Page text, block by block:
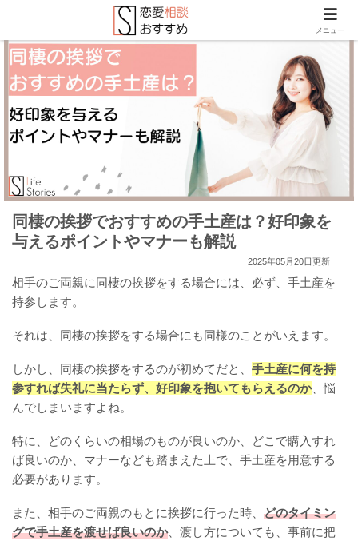
同棲の挨拶でおすすめの手土産は？好印象を
与えるポイントやマナーも解説
2025年05月20日更新
相手のご両親に同棲の挨拶をする場合には、必ず、手土産を
持参します。
それは、同棲の挨拶をする場合にも同様のことがいえます。
しかし、同棲の挨拶をするのが初めてだと、 手土産に何を持
参すれば失礼に当たらず、好印象を抱いてもらえるのか、悩
んでしまいますよね。
特に、どのくらいの相場のものが良いのか、どこで購入すれ
ば良いのか、マナーなども踏まえた上で、手土産を用意する
必要があります。
また、相手のご両親のもとに挨拶に行った時、 どのタイミン
グで手土産を渡せば良いのか、渡し方についても、事前に把
メニュー